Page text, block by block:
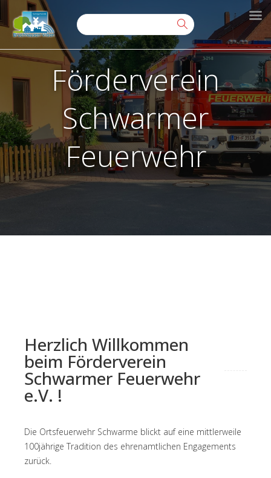
Förderverein
Schwarmer
Feuerwehr
Herzlich Willkommen
beim Förderverein
Schwarmer Feuerwehr
e.V. !
Die Ortsfeuerwehr Schwarme blickt auf eine mittlerweile
100jährige Tradition des ehrenamtlichen Engagements
zurück.